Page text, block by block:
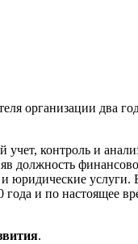
организации два
контроль и
должность
юридические услуги.
года и по настоящее
.